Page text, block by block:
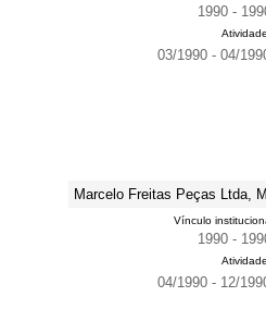
1990 -
03/1990 - 04/
Marcelo Freitas Peças Ltda,
Vínculo
1990 -
04/1990 - 12/